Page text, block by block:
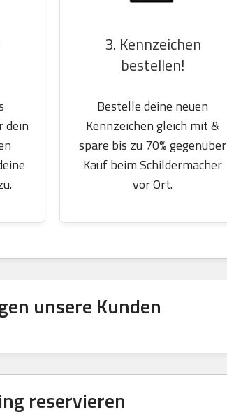
dein
3. Kennzeichen
bestellen!
Bestelle deine neuen
Kennzeichen gleich mit &
spare bis zu 70% gegenüber
Kauf beim Schildermacher
vor Ort.
unsere Kunden
reservieren